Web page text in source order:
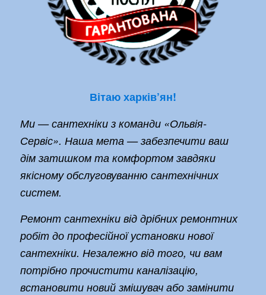
Вітаю харків’ян!
Ми — сантехніки з команди «Ольвія-
Сервіс». Наша мета — забезпечити ваш
дім затишком та комфортом завдяки
якісному обслуговуванню сантехнічних
систем.
Ремонт сантехніки від дрібних ремонтних
робіт до професійної установки нової
сантехніки. Незалежно від того, чи вам
потрібно прочистити каналізацію,
встановити новий змішувач або замінити